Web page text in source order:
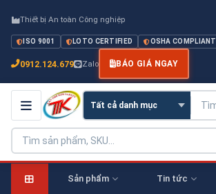
Thiết bị An toàn Công nghiệp
ISO 9001 LOTO CERTIFIED OSHA COMPLIANT
0912.124.679 Zalo BÁO GIÁ NGAY
Sản phẩm Tin tức